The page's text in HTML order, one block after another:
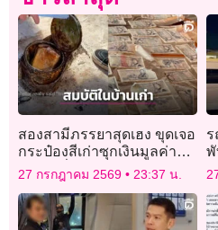
สองสามีภรรยาสุดเฮง ขุดเจอ
กระป๋องสีเก่าซุกเงินมูลค่า
เฉียดครึ่งแสน
27 กรกฎาคม 2569 23:37 น.
พั
ดู